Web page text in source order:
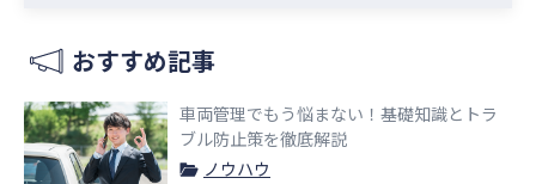
おすすめ記事
車両管理でもう悩まない！基礎知識とトラ
ブル防止策を徹底解説
ノウハウ